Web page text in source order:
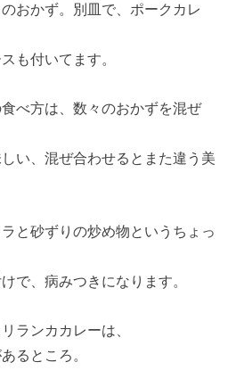
おかず。別皿で、ポークカレ
も付いてます。
べ方は、数々のおかずを混ぜ
い、混ぜ合わせるとまた違う美
と砂ずりの炒め物というちょっ
で、病みつきになります。
ランカカレーは、
るところ。